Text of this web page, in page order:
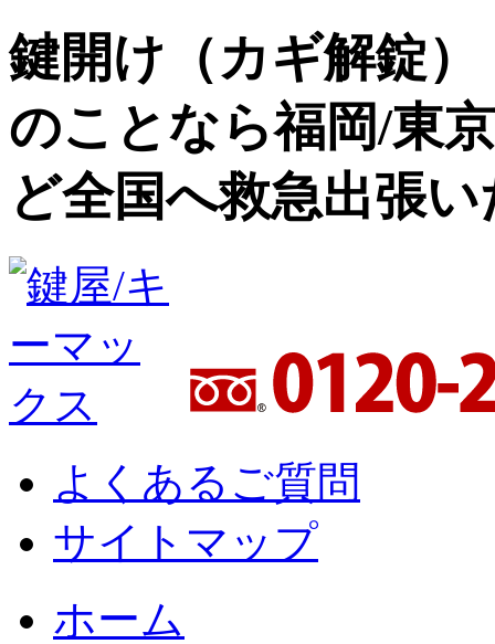
鍵開け（カギ解錠
のことなら福岡/東
ど全国へ救急出張
よくあるご質問
サイトマップ
ホーム